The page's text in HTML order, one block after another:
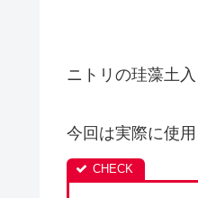
ニトリの珪藻土
今回は実際に使